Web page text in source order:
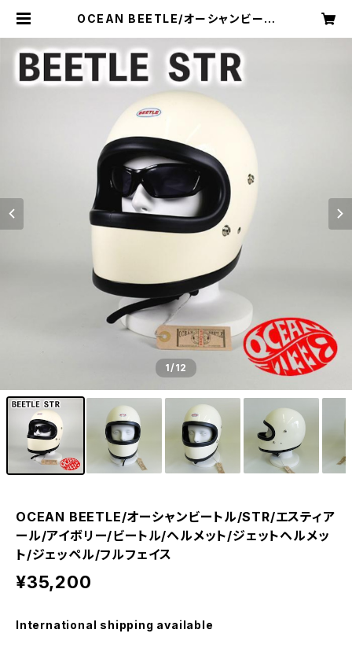
OCEAN BEETLE/オーシャンビート
ット/ジェッペル/フルフェイス | kuro
kawa96
1/12
OCEAN BEETLE/オーシャンビートル/STR/エスティア
ール/アイボリー/ビートル/ヘルメット/ジェットヘルメッ
ト/ジェッペル/フルフェイス
¥35,200
International shipping available